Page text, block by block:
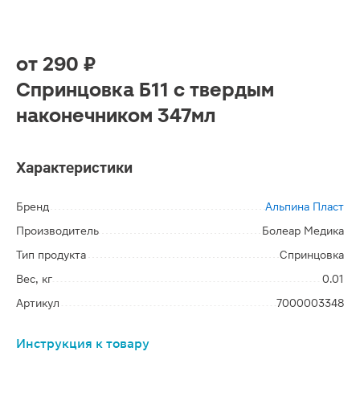
от 290 ₽
Спринцовка Б11 с твердым
наконечником 347мл
Характеристики
Бренд
Альпина Пласт
Производитель
Болеар Медика
Тип продукта
Спринцовка
Вес, кг
0.01
Артикул
7000003348
Инструкция к товару